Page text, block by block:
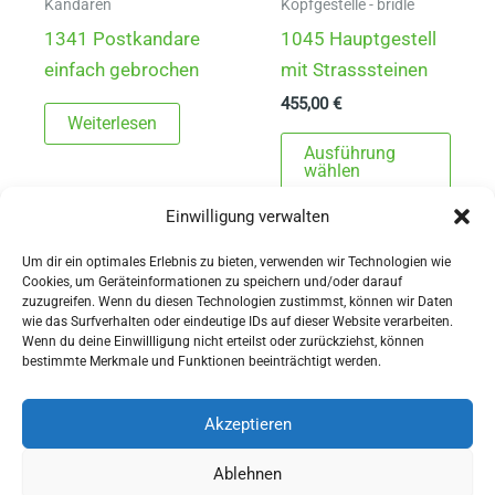
Einwilligung verwalten
Um dir ein optimales Erlebnis zu bieten, verwenden wir Technologien wie
Cookies, um Geräteinformationen zu speichern und/oder darauf
zuzugreifen. Wenn du diesen Technologien zustimmst, können wir Daten
wie das Surfverhalten oder eindeutige IDs auf dieser Website verarbeiten.
Wenn du deine Einwillligung nicht erteilst oder zurückziehst, können
bestimmte Merkmale und Funktionen beeinträchtigt werden.
Akzeptieren
Ablehnen
Kandaren
1341 Postkandare
einfach gebrochen
Weiterlesen
Kopfgestelle - bridle
1045 Hauptgestell
mit Strasssteinen
455,00€
Ausführung
wählen
Die
der
AGBs
Widerrufsbelehrung